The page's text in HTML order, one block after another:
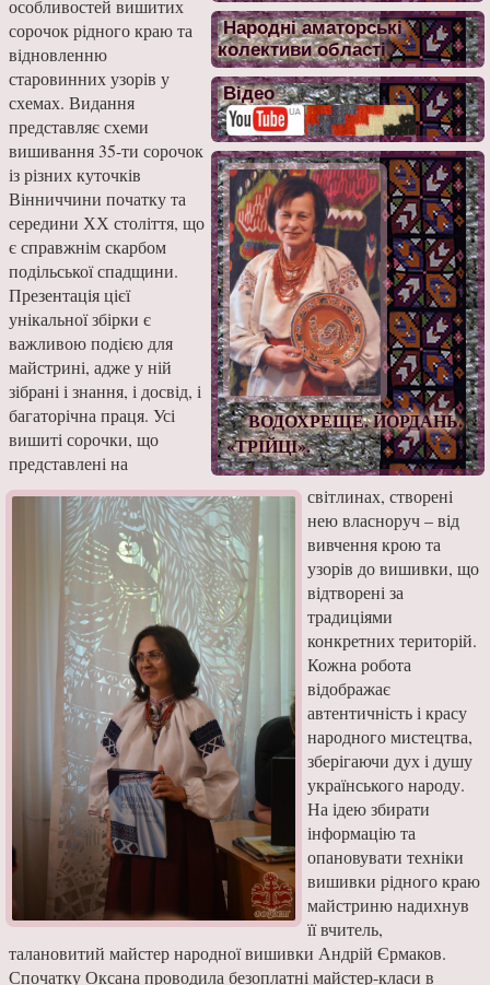
Народні аматорські
колективи області
Відео
ВОДОХРЕЩЕ. ЙОРДАНЬ.
«ТРІЙЦІ».
особливостей вишитих
сорочок рідного краю та
відновленню
старовинних узорів у
схемах. Видання
представляє схеми
вишивання 35-ти сорочок
із різних куточків
Вінниччини початку та
середини ХХ століття, що
є справжнім скарбом
подільської спадщини.
Презентація цієї
унікальної збірки є
важливою подією для
майстрині, адже у ній
зібрані і знання, і досвід, і
багаторічна праця. Усі
вишиті сорочки, що
представлені на
світлинах, створені
нею власноруч – від
вивчення крою та
узорів до вишивки, що
відтворені за
традиціями
конкретних територій.
Кожна робота
відображає
автентичність і красу
народного мистецтва,
зберігаючи дух і душу
українського народу.
На ідею збирати
інформацію та
опановувати техніки
вишивки рідного краю
майстриню надихнув
її вчитель,
талановитий майстер народної вишивки Андрій Єрмаков.
Спочатку Оксана проводила безоплатні майстер-класи в